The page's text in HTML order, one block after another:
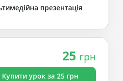
презентація
25 грн
Купити урок за 25 грн